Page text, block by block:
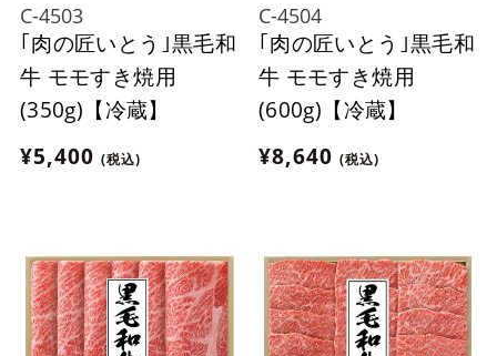
C-4503
｢肉の匠いとう｣黒毛和
牛 モモすき焼用
(350g)【冷蔵】
¥5,400 (税込)
C-4504
｢肉の匠いとう｣黒毛和
牛 モモすき焼用
(600g)【冷蔵】
¥8,640 (税込)